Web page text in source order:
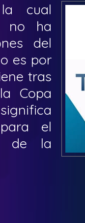
cual
no ha
del
es por
tras
Copa
el
de la